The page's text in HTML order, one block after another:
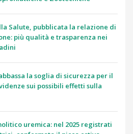
Salute, pubblicata la relazione di
più qualità e trasparenza nei
abbassa la soglia di sicurezza per il
sui possibili effetti sulla
uremica: nel 2025 registrati